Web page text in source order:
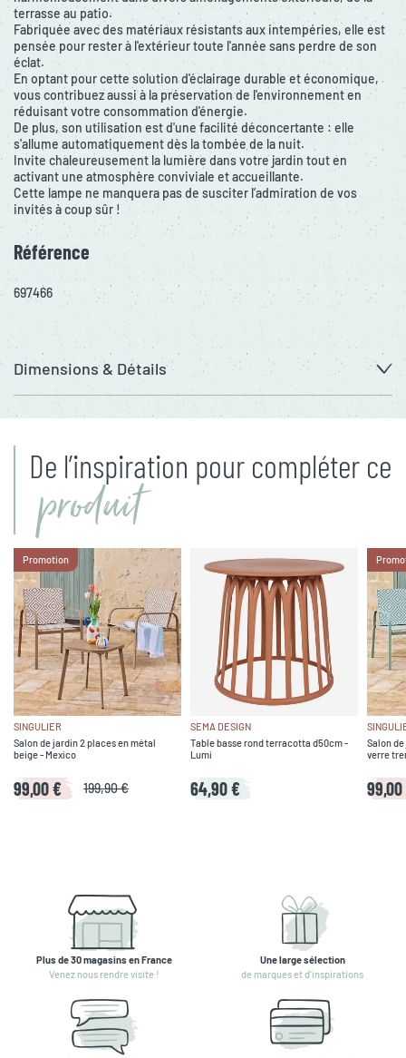
terrasse au patio.
Fabriquée avec des matériaux résistants aux intempéries, elle est
pensée pour rester à l'extérieur toute l'année sans perdre de son
éclat.
En optant pour cette solution d'éclairage durable et économique,
vous contribuez aussi à la préservation de l'environnement en
réduisant votre consommation d'énergie.
De plus, son utilisation est d'une facilité déconcertante : elle
s'allume automatiquement dès la tombée de la nuit.
Invite chaleureusement la lumière dans votre jardin tout en
activant une atmosphère conviviale et accueillante.
Cette lampe ne manquera pas de susciter l’admiration de vos
invités à coup sûr !
Référence
697466
Dimensions & Détails
De l’inspiration pour compléter ce
produit
Promotion
SINGULIER
Salon de jardin 2 places en métal
beige - Mexico
99,00 € 199,90 €
SEMA DESIGN
Table basse rond terracotta d50cm -
Lumi
64,90 €
Salon
verre
Plus de 30 magasins en France
Venez nous rendre visite !
Une large sélection
de marques et d'inspirations